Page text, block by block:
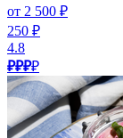
от 2 500 ₽
250 ₽
4.8
₽₽₽₽